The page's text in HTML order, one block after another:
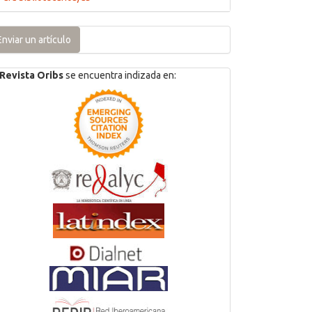
un artículo
Revista Oribsse encuentra indizada en: